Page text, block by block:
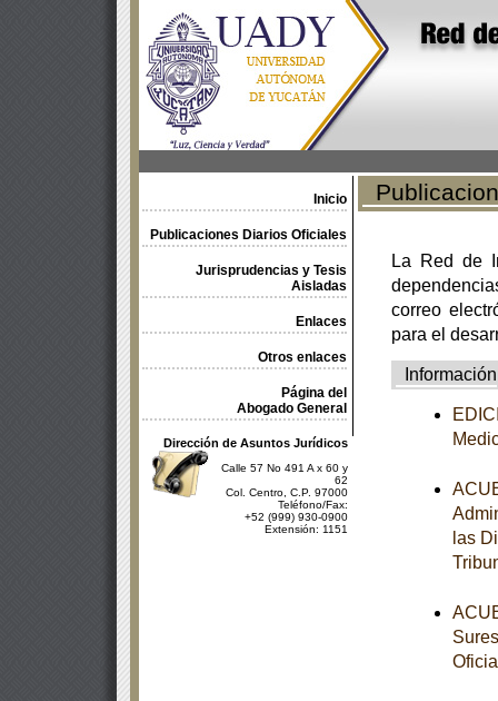
Inicio
Publicaciones Diarios Oficiales
Jurisprudencias y Tesis
Aisladas
Enlaces
Otros enlaces
Página del
Abogado General
Dirección de Asuntos Jurídicos
Calle 57 No 491 A x 60 y
62
Col. Centro, C.P. 97000
Teléfono/Fax:
+52 (999) 930-0900
Extensión: 1151
La Red de
correo
para el
Información
las